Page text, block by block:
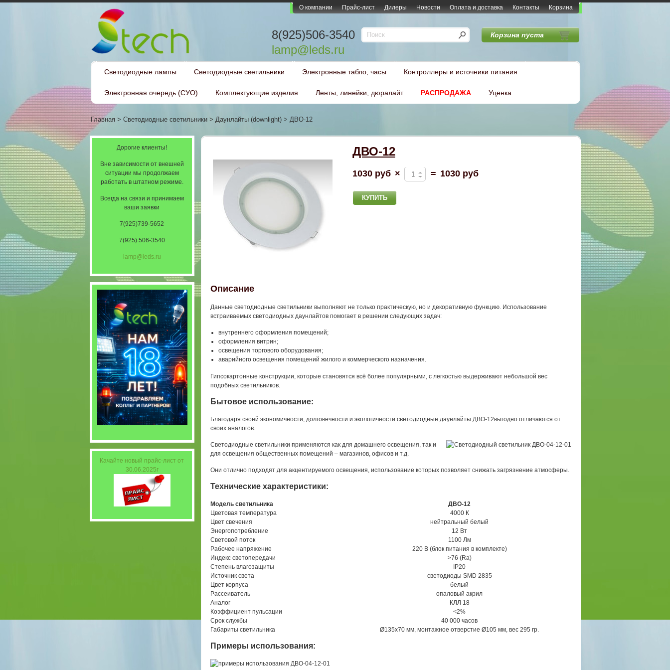
О компании Прайс-лист Дилеры Новости Оплата и доставка Контакты Корзина
8(925)506-3540
lamp@leds.ru
Корзина пуста
Светодиодные лампы Светодиодные светильники Электронные табло, часы Контроллеры и источники питания
Электронная очередь (СУО) Комплектующие изделия Ленты, линейки, дюралайт РАСПРОДАЖА Уценка
Главная > Светодиодные светильники > Даунлайты (downlight) > ДВО-12
ДВО-12
1030 руб × = 1030 руб
Описание
Данные светодиодные светильники выполняют не только практическую, но и декоративную функцию. Использование
встраиваемых светодиодных даунлайтов помогает в решении следующих задач:
внутреннего оформления помещений;
оформления витрин;
освещения торгового оборудования;
аварийного освещения помещений жилого и коммерческого назначения.
Гипсокартонные конструкции, которые становятся всё более популярными, с легкостью выдерживают небольшой вес
подобных светильников.
Бытовое использование:
Благодаря своей экономичности, долговечности и экологичности светодиодные даунлайты ДВО-12выгодно отличаются от
своих аналогов.
Светодиодные светильники применяются как для домашнего освещения, так и
для освещения общественных помещений – магазинов, офисов и т.д.
Они отлично подходят для акцентируемого освещения, использование которых позволяет снижать загрязнение атмосферы.
Технические характеристики:
Модель светильника
ДВО-12
Цветовая температура
4000 К
Цвет свечения
нейтральный белый
Энергопотребление
12 Вт
Световой поток
1100 Лм
Рабочее напряжение
220 В (блок питания в комплекте)
Индекс светопередачи
>76 (Ra)
Степень влагозащиты
IP20
Источник света
светодиоды SMD 2835
Цвет корпуса
белый
Рассеиватель
опаловый акрил
Аналог
КЛЛ 18
Коэффициент пульсации
<2%
Срок службы
40 000 часов
Габариты светильника
Ø135х70 мм, монтажное отверстие Ø105 мм, вес 295 гр.
Примеры использования:
Дорогие клиенты!
Вне зависимости от внешней
ситуации мы продолжаем
работать в штатном режиме.
Всегда на связи и принимаем
ваши заявки
7(925)739-5652
7(925) 506-3540
lamp@leds.ru
Качайте новый прайс-лист от
30.06.2025г